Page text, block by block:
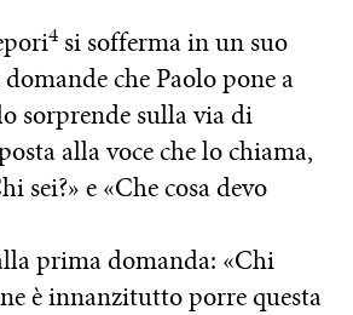
4 si sofferma in un suo
che Paolo pone a
sorprende sulla via di
alla voce che lo chiama,
sei?» e «Che cosa devo
prima domanda: «Chi
è innanzitutto porre questa